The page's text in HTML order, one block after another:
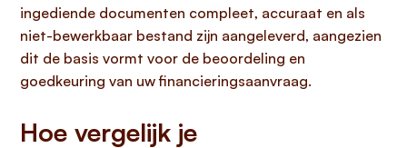
ingediende documenten compleet, accuraat en als
niet-bewerkbaar bestand zijn aangeleverd, aangezien
dit de basis vormt voor de beoordeling en
goedkeuring van uw financieringsaanvraag.
Hoe vergelijk je